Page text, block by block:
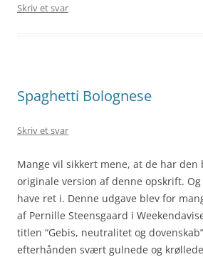
Skriv et svar
Spaghetti Bolognese
Skriv et svar
Mange vil sikkert mene, at de har den
originale version af denne opskrift.
have ret i. Denne udgave blev for
af Pernille Steensgaard i
titlen “Gebis, neutralitet og
efterhånden svært gulnede og